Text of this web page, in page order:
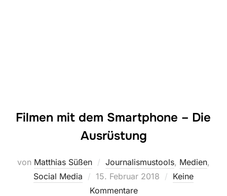
Filmen mit dem Smartphone – Die
Ausrüstung
von Matthias Süßen Journalismustools, Medien,
Social Media
Veröffentlicht
am
15. Februar 2018
Keine
Kommentare